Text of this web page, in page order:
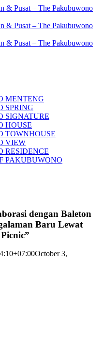
MENTENG
SPRING
SIGNATURE
HOUSE
TOWNHOUSE
VIEW
RESIDENCE
PAKUBUWONO
dengan Baleton
Baru Lewat
October 3,